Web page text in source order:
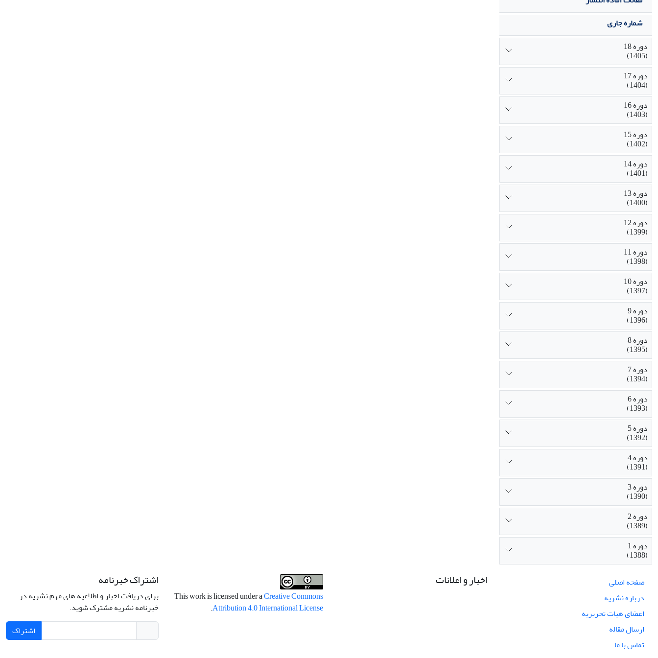
شماره جاری
دوره 18
(1405)
دوره 17
(1404)
دوره 16
(1403)
دوره 15
(1402)
دوره 14
(1401)
دوره 13
(1400)
دوره 12
(1399)
دوره 11
(1398)
دوره 10
(1397)
دوره 9
(1396)
دوره 8
(1395)
دوره 7
(1394)
دوره 6
(1393)
دوره 5
(1392)
دوره 4
(1391)
دوره 3
(1390)
دوره 2
(1389)
دوره 1
(1388)
صفحه اصلی
درباره نشریه
اعضای هیات تحریریه
ارسال مقاله
تماس با ما
اخبار و اعلانات
This work is licensed under aCreative Commons
Attribution 4.0 International License
.
اشتراک خبرنامه
برای دریافت اخبار و اطلاعیه های مهم نشریه در
خبرنامه نشریه مشترک شوید.
اشتراک